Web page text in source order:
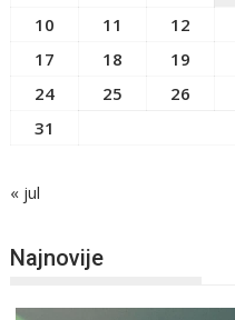
10
11 12
17
18 19
24
25 26
31
« jul
Najnovije